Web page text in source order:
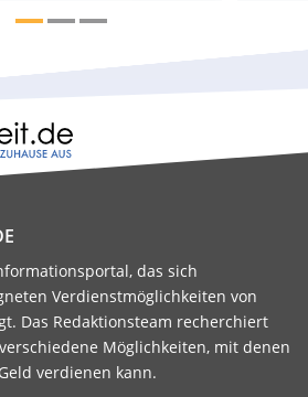
das sich
Verdienstmöglichkeiten von
Das Redaktionsteam recherchiert
Möglichkeiten, mit denen
verdienen kann.